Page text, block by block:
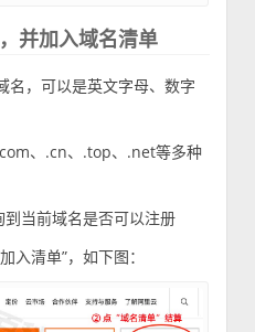
并加入域名清单
名，可以是英文字母、数字
、.cn、.top、.net等多种
到当前域名是否可以注册
入清单”，如下图：